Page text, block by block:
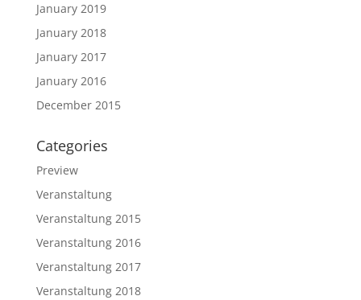
January 2019
January 2018
January 2017
January 2016
December 2015
Categories
Preview
Veranstaltung
Veranstaltung 2015
Veranstaltung 2016
Veranstaltung 2017
Veranstaltung 2018